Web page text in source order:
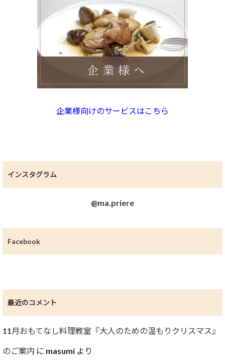
企業様向けのサービスはこちら
インスタグラム
@ma.priere
Facebook
最近のコメント
11月おもてなし料理教室『大人のための温もりクリスマス』
のご案内 に masumi より